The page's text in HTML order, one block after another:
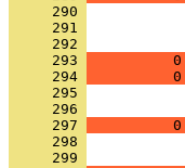
     290
     291
     292
     293
     294
     295
     296
     297
     298
     299